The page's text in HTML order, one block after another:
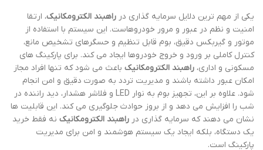
یکی از مهم ترین دلایل سرمایه گذاری در راهبند الکترومکانیک، ارتقا
امنیت و نظم در عبور و مرور خودروهاست. این سیستم با استفاده از
موتور و گیربکس دقیق، بوم قابل تنظیم و حسگرهای تشخیص مانع،
کنترل کاملی بر ورود و خروج خودروها ایجاد می کند. برای پارکینگ های
مسکونی و اداری، راهبند الکترومکانیک باعث می شود که تنها افراد مجاز
امکان عبور داشته باشند و مدیریت تردد به صورت دقیق و امن انجام
شود. علاوه بر این، تجهیز بوم به نوار LED و فلاشر هشدار، دید راننده در
شب را افزایش می دهد و از بروز حوادث جلوگیری می کند. این قابلیت ها
نشان می دهند که سرمایه گذاری در راهبند الکترومکانیک نه فقط خرید
یک دستگاه، بلکه ایجاد یک سیستم هوشمند و امن برای مدیریت
پارکینگ است.